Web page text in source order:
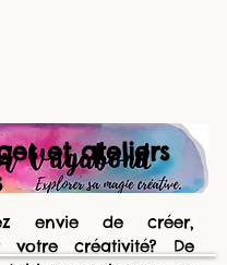
et ateliers
envie de créer,
votre créativité? De